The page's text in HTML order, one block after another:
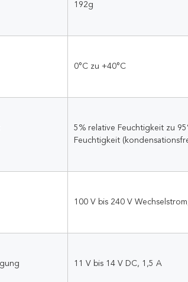
192g
0°C zu +40°C
5% relative Feuchtigkeit zu
Feuchtigkeit
100 V bis 240 V
11 V bis 14 V DC, 1,5 A